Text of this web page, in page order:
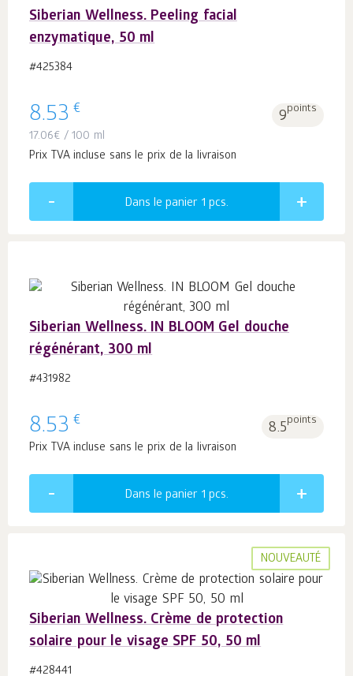
Siberian Wellness. Peeling facial
enzymatique, 50 ml
#425384
8.53 € 9points
17.06€ / 100 ml
Prix TVA incluse sans le prix de la livraison
Dans le panier 1 pcs.
Siberian Wellness. IN BLOOM Gel douche
régénérant, 300 ml
#431982
8.53 € 8.5points
Prix TVA incluse sans le prix de la livraison
Dans le panier 1 pcs.
NOUVEAUTÉ
Siberian Wellness. Crème de protection
solaire pour le visage SPF 50, 50 ml
#428441